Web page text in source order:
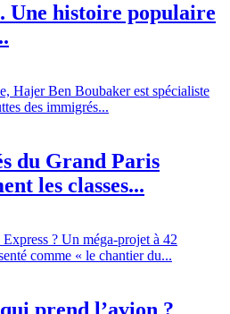
Une histoire populaire
Hajer Ben Boubaker est spécialiste
des immigrés...
du Grand Paris
les classes...
? Un méga-projet à 42
comme « le chantier du...